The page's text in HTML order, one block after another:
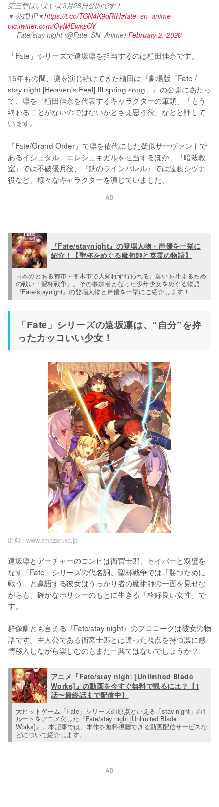
第三章はいよいよ3月28日公開です！
▼公式HP▼https://t.co/TGN4K9qRfH#fate_sn_anime
pic.twitter.com/OyIMEwksOY
— Fate/stay night (@Fate_SN_Anime) February 2, 2020
「Fate」シリーズで遠坂凛を担当するのは植田佳奈です。
15年もの間、凛を演じ続けてきた植田は『劇場版「Fate /
stay night [Heaven's Feel] III.spring song」』の公開にあたっ
て、凛を「植田佳奈を代表するキャラクターの筆頭」「もう
終わることがないのではないかとさえ思う役」などと評して
います。
『Fate/Grand Order』で凛を依代にした疑似サーヴァントで
あるイシュタル、エレシュキガルを担当するほか、『暗殺教
室』では不破優月役、『鉄のラインバレル』では遠藤シヅナ
役など、様々なキャラクターを演じていました。
AD
『Fate/staynight』の登場人物・声優を一挙に
紹介！【聖杯をめぐる魔術師と英霊の物語】
日本のとある都市・冬木市で人知れず行われる、願いを叶えるため
の戦い「聖杯戦争」。その参加者となった少年少女をめぐる物語
『Fate/staynight』の登場人物と声優を一挙にご紹介します！
「Fate」シリーズの遠坂凛は、“自分”を持
ったカッコいい少女！
出典 : www.amazon.co.jp
遠坂凛とアーチャーのコンビは衛宮士郎、セイバーと双璧を
なす「Fate」シリーズの代名詞。聖杯戦争では「勝つために
戦う」と豪語する彼女はうっかり者の魔術師の一面を見せな
がらも、確かなポリシーのもとに生きる「格好良い女性」で
す。
群像劇とも言える『Fate/stay night』のプロローグは彼女の物
語です。主人公である衛宮士郎とは違った視点を持つ凛に感
情移入しながら楽しむのもまた一興ではないでしょうか？
アニメ『Fate/stay night [Unlimited Blade
Works]』の動画を今すぐ無料で観るには？【1
話〜最終話まで配信中】
大ヒットゲーム「Fate」シリーズの原点といえる「stay night」の1
ルートをアニメ化した『Fate/stay night [Unlimited Blade
Works]』。本記事では、本作を無料視聴できる動画配信サービスな
どについて紹介します。
AD